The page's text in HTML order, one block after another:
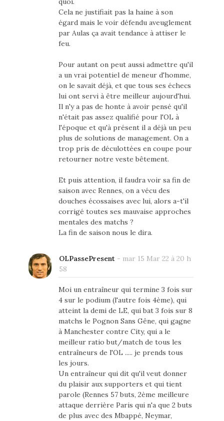
Cela ne justifiait pas la haine à son
égard mais le voir défendu aveuglement
par Aulas ça avait tendance à attiser le
feu.
Pour autant on peut aussi admettre qu'il
a un vrai potentiel de meneur d'homme,
on le savait déjà, et que tous ses échecs
lui ont servi à être meilleur aujourd'hui.
Il n'y a pas de honte à avoir pensé qu'il
n'était pas assez qualifié pour l'OL à
l'époque et qu'à présent il a déjà un peu
plus de solutions de management. On a
trop pris de déculottées en coupe pour
retourner notre veste bêtement.
Et puis attention, il faudra voir sa fin de
saison avec Rennes, on a vécu des
douches écossaises avec lui, alors a-t'il
corrigé toutes ses mauvaise approches
mentales des matchs ?
La fin de saison nous le dira.
OLPassePresent- mar 15 Mar 22 à 20 h
58
Moi un entraîneur qui termine 3 fois sur
4 sur le podium (l'autre fois 4ème), qui
atteint la demi de LE, qui bat 3 fois sur 8
matchs le Pognon Sans Gêne, qui gagne
à Manchester contre City, qui a le
meilleur ratio but/match de tous les
entraîneurs de l'OL ..... je prends tous
les jours.
Un entraîneur qui dit qu'il veut donner
du plaisir aux supporters et qui tient
parole (Rennes 57 buts, 2ème meilleure
attaque derrière Paris qui n'a que 2 buts
de plus avec des Mbappé, Neymar,